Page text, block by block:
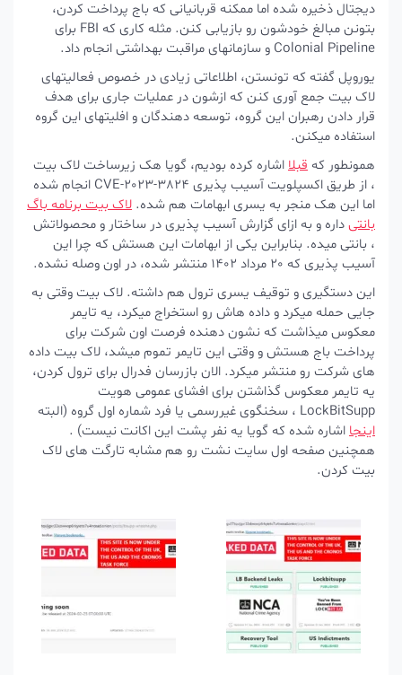
دیجتال ذخیره شده اما ممکنه قربانیانی که باج پرداخت کردن،
بتونن مبالغ خودشون رو بازیابی کنن. مثله کاری که FBI برای
Colonial Pipeline و سازمانهای مراقبت بهداشتی انجام داد.
یوروپل گفته که تونستن، اطلاعاتی زیادی در خصوص فعالیتهای
لاک بیت جمع آوری کنن که ازشون در عملیات جاری برای هدف
قرار دادن رهبران این گروه، توسعه دهندگان و افلیتهای این گروه
استفاده میکنن.
همونطور کهقبلااشاره کرده بودیم، گویا هک زیرساخت لاک بیت
، از طریق اکسپلویت آسیب پذیری CVE-2023-3824 انجام شده
اما این هک منجر به یسری ابهامات هم شده.لاک بیت برنامه باگ
داره و به ازای گزارش آسیب پذیری در ساختار و محصولاتش
، بانتی میده. بنابراین یکی از ابهامات این هستش که چرا این
آسیب پذیری که 20 مرداد 1402 منتشر شده، در اون وصله نشده.
این دستگیری و توقیف یسری ترول هم داشته. لاک بیت وقتی به
جایی حمله میکرد و داده هاش رو استخراج میکرد، یه تایمر
معکوس میذاشت که نشون دهنده فرصت اون شرکت برای
پرداخت باج هستش و وقتی این تایمر تموم میشد، لاک بیت داده
های شرکت رو منتشر میکرد. الان بازرسان فدرال برای ترول کردن،
یه تایمر معکوس گذاشتن برای افشای عمومی هویت
LockBitSupp ، سخنگوی غیررسمی یا فرد شماره اول گروه (البته
اشاره شده که گویا یه نفر پشت این اکانت نیست) .
همچنین صفحه اول سایت نشت رو هم مشابه تارگت های لاک
بیت کردن.